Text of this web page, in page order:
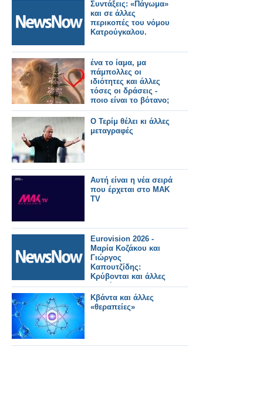
Συντάξεις: «Πάγωμα»
και σε άλλες
περικοπές του νόμου
Κατρούγκαλου.
ένα το ίαμα, μα
πάμπολλες οι
ιδιότητες και άλλες
τόσες οι δράσεις -
ποιο είναι το βότανο;
Ο Τερίμ θέλει κι άλλες
μεταγραφές
Αυτή είναι η νέα σειρά
που έρχεται στο ΜΑΚ
TV
Eurovision 2026 -
Μαρία Κοζάκου και
Γιώργος
Καπουτζίδης:
Κρύβονται και άλλες
εκπλήξεις - Έχουν
φτιάξει ένα
καταπληκτικό
παραμύθι. Video
Κβάντα και άλλες
«θεραπείες»